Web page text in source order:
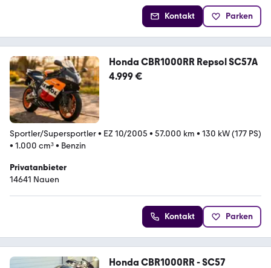
Kontakt Parken
Honda CBR1000RR Repsol SC57A
4.999 €
Sportler/Supersportler• EZ 10/2005 • 57.000 km • 130 kW (177 PS)
• 1.000 cm³• Benzin
Privatanbieter
14641 Nauen
Kontakt Parken
Honda CBR1000RR - SC57